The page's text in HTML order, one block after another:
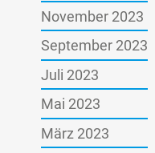
November 2023
September 2023
Juli 2023
Mai 2023
März 2023